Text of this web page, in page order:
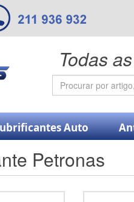
Todas
Auto
Petronas